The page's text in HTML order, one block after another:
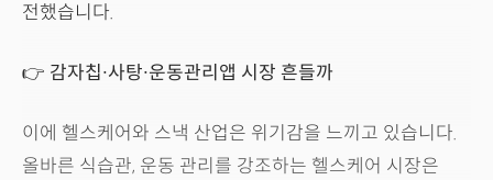
전했습니다.
👉 감자칩∙사탕∙운동관리앱 시장 흔들까
이에 헬스케어와 스낵 산업은 위기감을 느끼고 있습니다.
올바른 식습관, 운동 관리를 강조하는 헬스케어 시장은